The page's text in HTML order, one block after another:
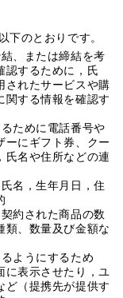
下のとおりです。
、または締結を考
認するために，氏
されたサービスや購
関する情報を確認す
ために電話番号や
ーにギフト券、クー
氏名や住所などの連
名，生年月日，住
約された商品の数
類、数量及び金額な
ようにするため
に表示させたり，ユ
ど（提携先が提供す